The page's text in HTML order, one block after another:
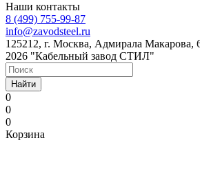
Наши контакты
8 (499) 755-99-87
info@zavodsteel.ru
125212, г. Москва, Адмирала Макарова,
2026 "Кабельный завод СТИЛ"
Найти
0
0
0
Корзина